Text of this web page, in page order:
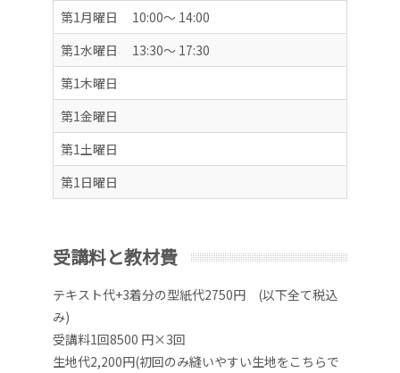
第1月曜日
10:00～ 14:00
第1水曜日
13:30～ 17:30
第1木曜日
第1金曜日
第1土曜日
第1日曜日
受講料と教材費
テキスト代+3着分の型紙代2750円 (以下全て税込
み)
受講料1回8500 円×3回
生地代2,200円(初回のみ縫いやすい生地をこちらで